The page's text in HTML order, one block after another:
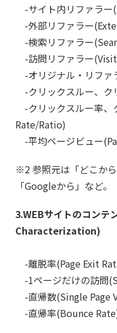
-サイト内リファラ
-外部リファラー
-検索リファラー
-訪問リファラー
-オリジナル・リフ
-クリックスルー、
-クリックスルー率
Rate/Ratio)
-平均ページビュー
※2 参照元は「どこか
「Googleから」など。
3.WEBサイトのコン
Characterization)
-離脱率(Page Exit
-1ページだけの訪問
-直帰数(Single
-直帰率(Bounce